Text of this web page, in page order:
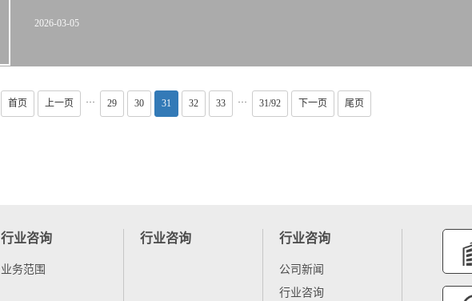
2026-03-05
首页 上一页 ··· 29 30 31 32 33 ··· 31/92 下一页 尾页
行业咨询
业务范围
行业咨询 行业咨询
公司新闻
行业咨询